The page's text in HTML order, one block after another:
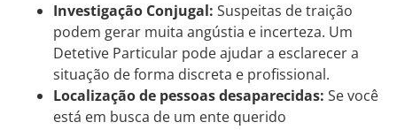
Investigação Conjugal: Suspeitas de traição
podem gerar muita angústia e incerteza. Um
Detetive Particular pode ajudar a esclarecer a
situação de forma discreta e profissional.
Localização de pessoas desaparecidas: Se você
está em busca de um ente querido